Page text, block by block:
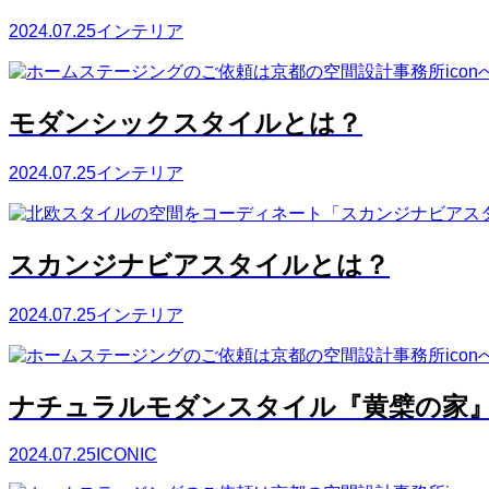
2024.07.25インテリア
モダンシックスタイルとは？
2024.07.25インテリア
スカンジナビアスタイルとは？
2024.07.25インテリア
ナチュラルモダンスタイル『黄檗の家
2024.07.25 ICONIC